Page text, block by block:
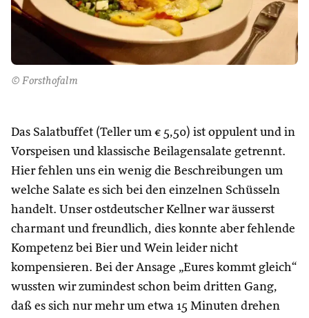
© Forsthofalm
Das Salatbuffet (Teller um € 5,50) ist oppulent und in
Vorspeisen und klassische Beilagensalate getrennt.
Hier fehlen uns ein wenig die Beschreibungen um
welche Salate es sich bei den einzelnen Schüsseln
handelt. Unser ostdeutscher Kellner war äusserst
charmant und freundlich, dies konnte aber fehlende
Kompetenz bei Bier und Wein leider nicht
kompensieren. Bei der Ansage „Eures kommt gleich“
wussten wir zumindest schon beim dritten Gang,
daß es sich nur mehr um etwa 15 Minuten drehen